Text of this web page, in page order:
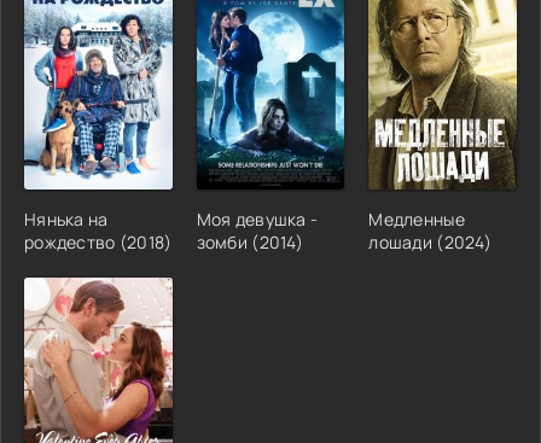
Нянька на
рождество (2018)
Моя девушка -
зомби (2014)
Медленные
лошади (2024)